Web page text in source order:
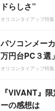
ドらしさ”
オリコンタイアップ特集
パソコンメー
万円台PC３選」
オリコンタイアップ特集
『VIVANT』
ーの感想は